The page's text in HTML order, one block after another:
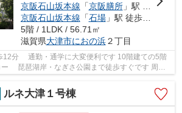
京阪石山坂本線 「京阪膳所」駅 徒歩12分
京阪石山坂本線 「石場」駅 徒歩12分
5階 / 1LDK / 56.71㎡
滋賀県大津市におの浜２丁目
12分 通勤・通学に大変便利です 10階建ての5階
琵琶湖岸・なぎさ公園まで徒歩すぐです 周辺
ます
ルネ大津１号棟